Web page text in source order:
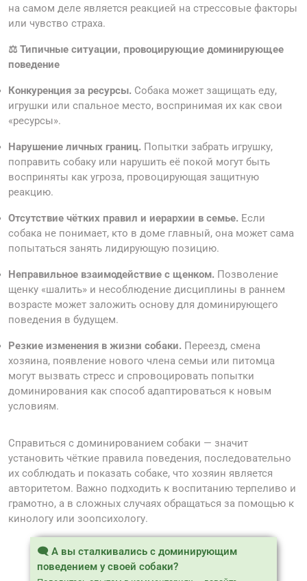
на самом деле является реакцией на стрессовые факторы
или чувство страха.
⚖️ Типичные ситуации, провоцирующие доминирующее
поведение
Конкуренция за ресурсы. Собака может защищать еду,
игрушки или спальное место, воспринимая их как свои
«ресурсы».
Нарушение личных границ. Попытки забрать игрушку,
поправить собаку или нарушить её покой могут быть
восприняты как угроза, провоцирующая защитную
реакцию.
Отсутствие чётких правил и иерархии в семье. Если
собака не понимает, кто в доме главный, она может сама
попытаться занять лидирующую позицию.
Неправильное взаимодействие с щенком. Позволение
щенку «шалить» и несоблюдение дисциплины в раннем
возрасте может заложить основу для доминирующего
поведения в будущем.
Резкие изменения в жизни собаки. Переезд, смена
хозяина, появление нового члена семьи или питомца
могут вызвать стресс и спровоцировать попытки
доминирования как способ адаптироваться к новым
условиям.
Справиться с доминированием собаки — значит
установить чёткие правила поведения, последовательно
их соблюдать и показать собаке, что хозяин является
авторитетом. Важно подходить к воспитанию терпеливо и
грамотно, а в сложных случаях обращаться за помощью к
кинологу или зоопсихологу.
🗨️ А вы сталкивались с доминирующим
поведением у своей собаки?